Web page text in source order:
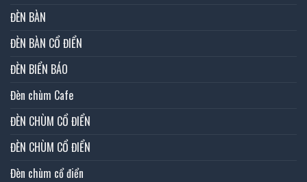
ĐÈN BÀN
ĐÈN BÀN CỔ ĐIỂN
ĐÈN BIỂN BÁO
Đèn chùm Cafe
ĐÈN CHÙM CỔ ĐIỂN
ĐÈN CHÙM CỔ ĐIỂN
Đèn chùm cổ điển